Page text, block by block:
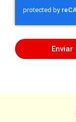
Enviar